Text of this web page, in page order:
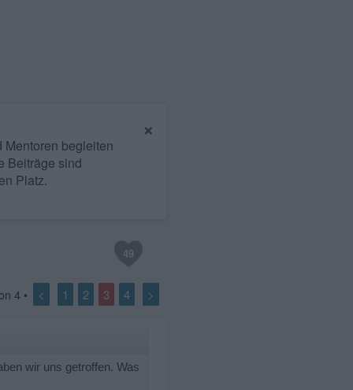
×
begleiten
Beiträge sind
Platz.
49
4 • < 1 2 3 4 >
wir uns getroffen. Was